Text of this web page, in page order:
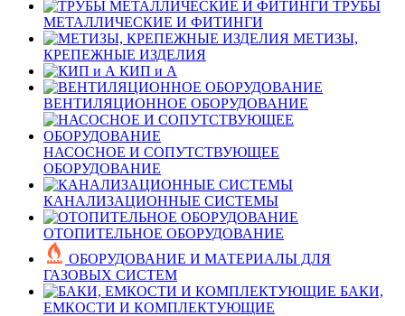
ТРУБЫ
МЕТАЛЛИЧЕСКИЕ И ФИТИНГИ
МЕТИЗЫ,
КРЕПЕЖНЫЕ ИЗДЕЛИЯ
КИП и А
ВЕНТИЛЯЦИОННОЕ ОБОРУДОВАНИЕ
НАСОСНОЕ И СОПУТСТВУЮЩЕЕ
ОБОРУДОВАНИЕ
КАНАЛИЗАЦИОННЫЕ СИСТЕМЫ
ОТОПИТЕЛЬНОЕ ОБОРУДОВАНИЕ
ОБОРУДОВАНИЕ И МАТЕРИАЛЫ ДЛЯ
ГАЗОВЫХ СИСТЕМ
БАКИ,
ЕМКОСТИ И КОМПЛЕКТУЮЩИЕ